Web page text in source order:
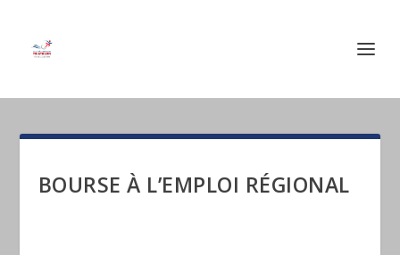
BOURSE À L’EMPLOI RÉGIONAL